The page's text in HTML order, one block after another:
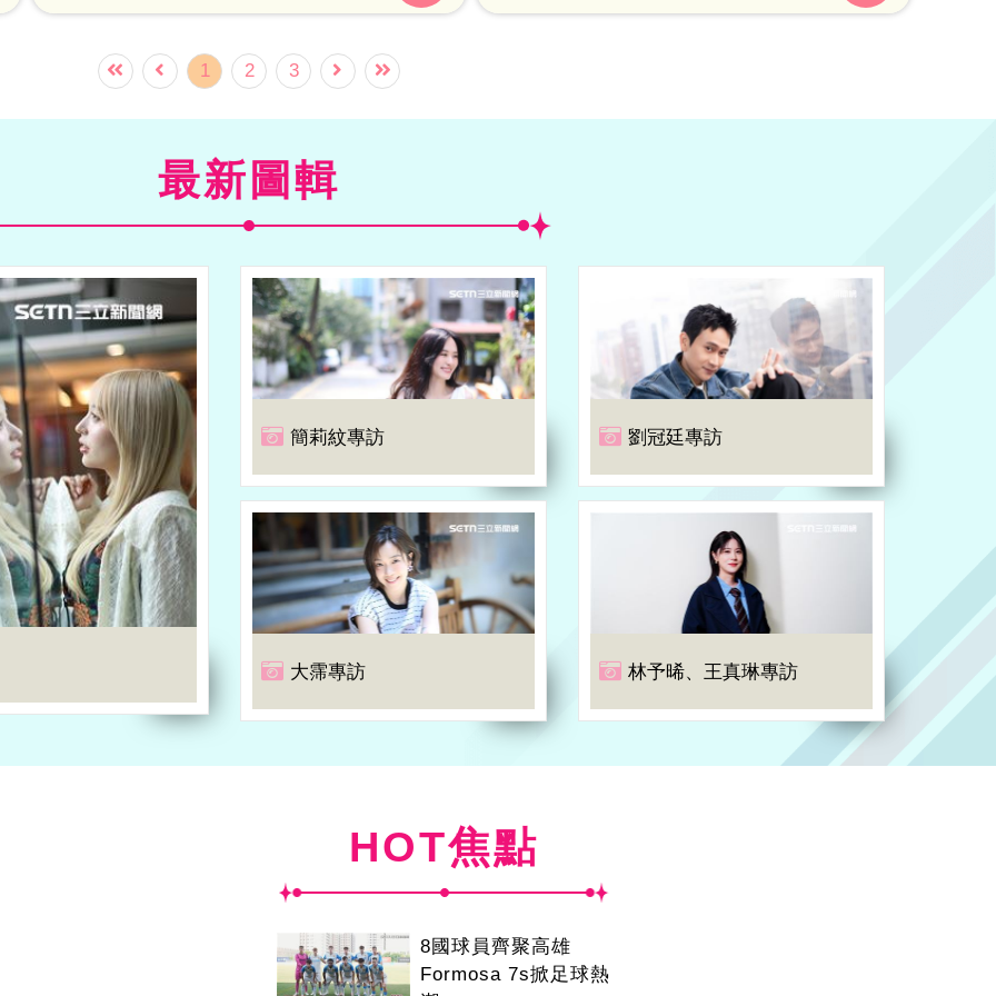
1 2 3
最新圖輯
簡莉紋專訪
大霈專訪
劉冠廷專訪
林予晞、王真琳專訪
HOT焦點
8國球員齊聚高雄
Formosa 7s掀足球熱